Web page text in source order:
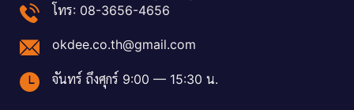
โทร: 08-3656-4656
okdee.co.th@gmail.com
จันทร์ ถึงศุกร์ 9:00 — 15:30 น.